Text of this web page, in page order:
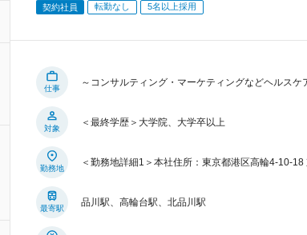
契約社員 転勤なし 5名以上採用
仕事
～コンサルティング・マーケティングなどヘルス
対象
＜最終学歴＞大学院、大学卒以上
勤務地
＜勤務地詳細1＞本社住所：東京都港区高輪4-10-
最寄駅
品川駅、高輪台駅、北品川駅